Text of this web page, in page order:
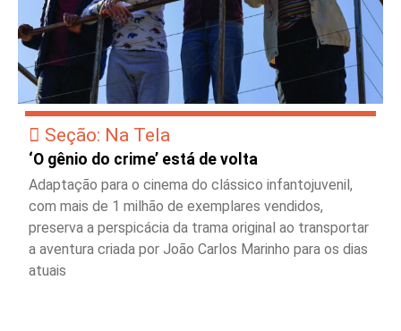
Seção: Na Tela
‘O gênio do crime’ está de volta
Adaptação para o cinema do clássico infantojuvenil,
com mais de 1 milhão de exemplares vendidos,
preserva a perspicácia da trama original ao transportar
a aventura criada por João Carlos Marinho para os dias
atuais